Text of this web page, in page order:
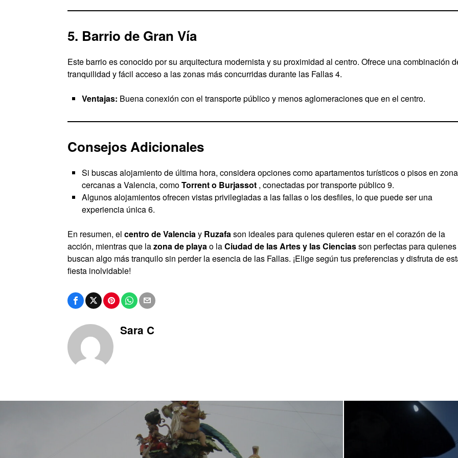
5. Barrio de Gran Vía
Este barrio es conocido por su arquitectura modernista y su proximidad al centro. Ofrece una combinación
tranquilidad y fácil acceso a las zonas más concurridas durante las Fallas 4.
Ventajas: Buena conexión con el transporte público y menos aglomeraciones que en el centro.
Consejos Adicionales
Si buscas alojamiento de última hora, considera opciones como apartamentos turísticos o pisos en
cercanas a Valencia, comoTorrent o Burjassot , conectadas por transporte público 9.
Algunos alojamientos ofrecen vistas privilegiadas a las fallas o los desfiles, lo que puede ser una
experiencia única 6.
En resumen, el centro de Valenciay Ruzafason ideales para quienes quieren estar en el corazón de la
acción, mientras que lazona de playao laCiudad de las Artes y las Cienciasson perfectas para quienes
buscan algo más tranquilo sin perder la esencia de las Fallas. ¡Elige según tus preferencias y disfruta de
fiesta inolvidable!
Sara C